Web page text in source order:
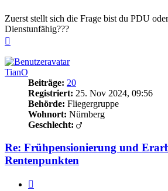
Zuerst stellt sich die Frage bist du PDU
Dienstunfähig???
TianO
Beiträge: 20
Registriert: 25. Nov 2024, 09:56
Behörde: Fliegergruppe
Wohnort: Nürnberg
Geschlecht:
Re: Frühpensionierung und
Rentenpunkten